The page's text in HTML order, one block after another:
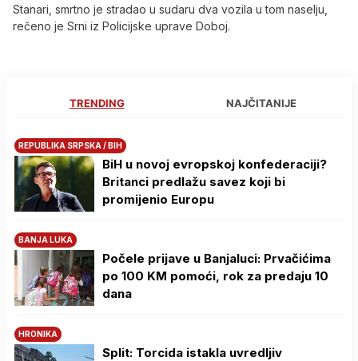
Stanari, smrtno je stradao u sudaru dva vozila u tom naselju,
rečeno je Srni iz Policijske uprave Doboj.
TRENDING NAJČITANIJE
REPUBLIKA SRPSKA / BIH
BiH u novoj evropskoj konfederaciji?
Britanci predlažu savez koji bi
promijenio Europu
BANJA LUKA
Počele prijave u Banjaluci: Prvačićima
po 100 KM pomoći, rok za predaju 10
dana
HRONIKA
Split: Torcida istakla uvredljiv